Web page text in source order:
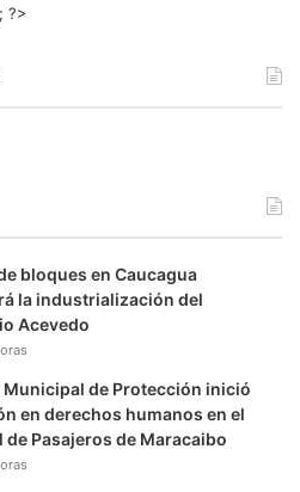
?>
bloques en Caucagua
la industrialización del
Acevedo
Municipal de Protección inició
en derechos humanos en el
de Pasajeros de Maracaibo